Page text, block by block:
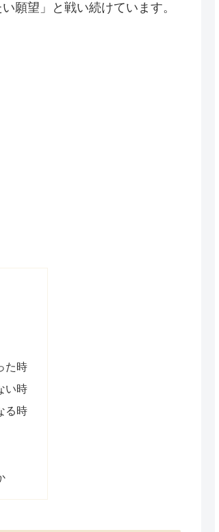
願望」と戦い続けています。
た時
い時
る時